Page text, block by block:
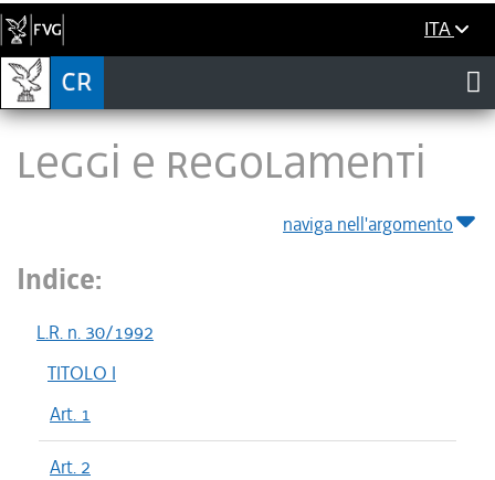
ITA
LEGGI E REGOLAMENTI
naviga nell'argomento
Indice:
L.R. n. 30/1992
TITOLO I
Art. 1
Art. 2